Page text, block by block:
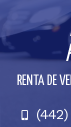
RENTA DE